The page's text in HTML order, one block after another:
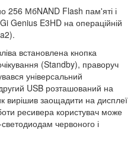
256 МбNAND Flash пам'яті і
E3HD на операційній
встановлена кнопка
(Standby), праворуч
універсальний
USB розташований на
вирішив заощадити на дисплеї
ресивера користувач може
червоного і